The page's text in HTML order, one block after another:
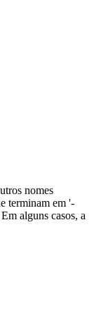
nomes
terminam em '-
alguns casos, a